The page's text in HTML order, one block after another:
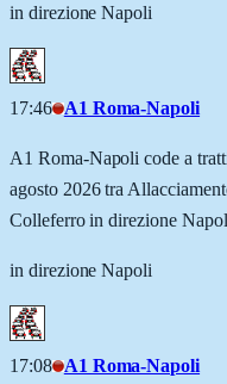
in direzione Napoli
17:46 A1 Roma-Napoli
A1 Roma-Napoli code a
agosto 2026 tra
Colleferro in direzione
in direzione Napoli
17:08 A1 Roma-Napoli